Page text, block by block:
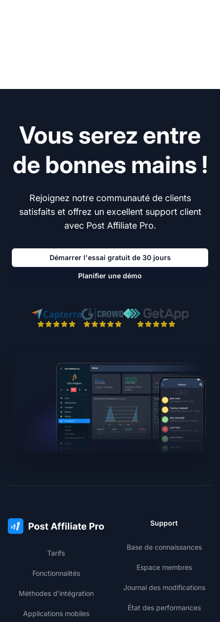
Vous serez entre
de bonnes mains !
Rejoignez notre communauté de clients
satisfaits et offrez un excellent support client
avec Post Affiliate Pro.
Démarrer l'essai gratuit de 30 jours
Planifier une démo
Tarifs
Fonctionnalités
Méthodes d'intégration
Applications mobiles
Support
Base de connaissances
Espace membres
Journal des modifications
État des performances